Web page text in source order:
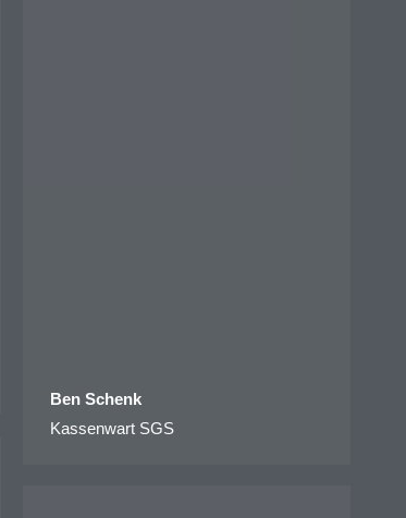
Ben Schenk
Kassenwart SGS